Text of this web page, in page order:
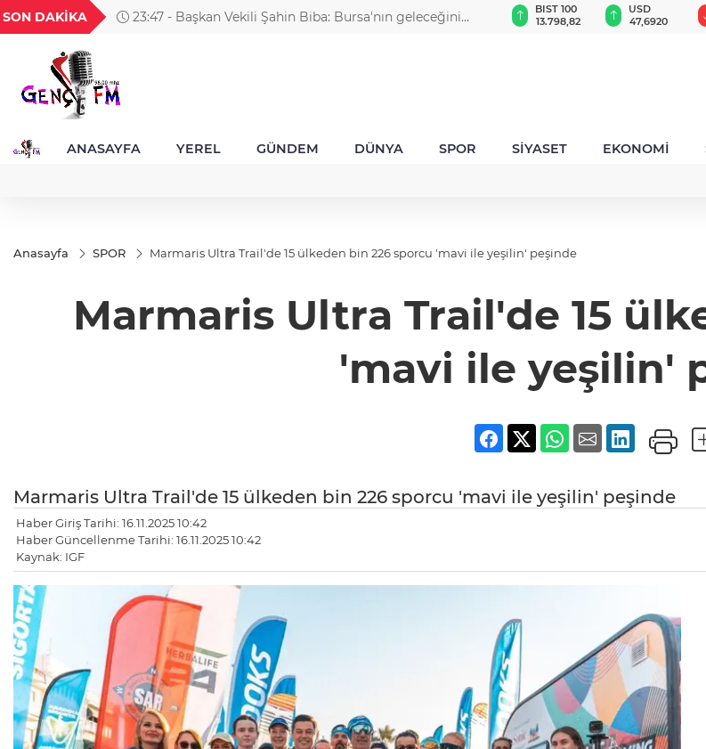
SON DAKİKA
23:47 - Başkan Vekili Şahin Biba: Bursa'nın geleceğini
18,2379
TND
16,2328
BGN
27,9743
VND
0,0018
GAU/TRY
6.537,79
BIST 100
13.798,82
USD
47,6920
ANASAYFA YEREL GÜNDEM DÜNYA SPOR SİYASET EKONOMİ
Anasayfa SPOR Marmaris Ultra Trail'de 15 ülkeden bin 226 sporcu 'mavi ile yeşilin' peşinde
Marmaris Ultra Trail'de 15
'mavi ile yeşilin'
Marmaris Ultra Trail'de 15 ülkeden bin 226 sporcu 'mavi ile yeşilin' peşinde
Haber Giriş Tarihi: 16.11.2025 10:42
Haber Güncellenme Tarihi: 16.11.2025 10:42
Kaynak: IGF